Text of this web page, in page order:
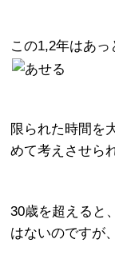
この1,2年はあ
限られた時間を
めて考えさせら
30歳を超えると
はないのですが